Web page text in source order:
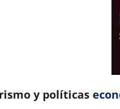
y políticas